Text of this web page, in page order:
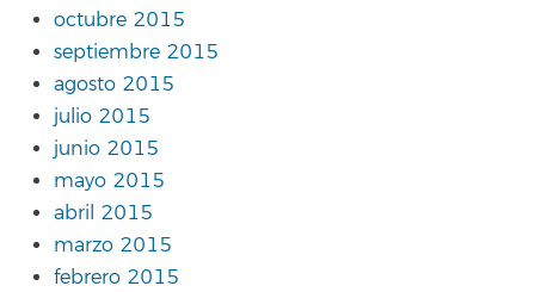
octubre 2015
septiembre 2015
agosto 2015
julio 2015
junio 2015
mayo 2015
abril 2015
marzo 2015
febrero 2015